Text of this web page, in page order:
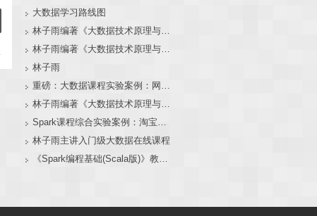
大数据学习路线图
林子雨编著《大数据技术原理与应用（第3版）》教材官网
林子雨编著《大数据技术原理与应用》教材配套大数据软件安装和编程实践指南
林子雨
林子雨编著《大数据技术原理与应用（第3版）》教材配套大数据软件安装和编程实践指南
林子雨主讲入门级大数据在线课程
《Spark编程基础(Scala版)》教材官网